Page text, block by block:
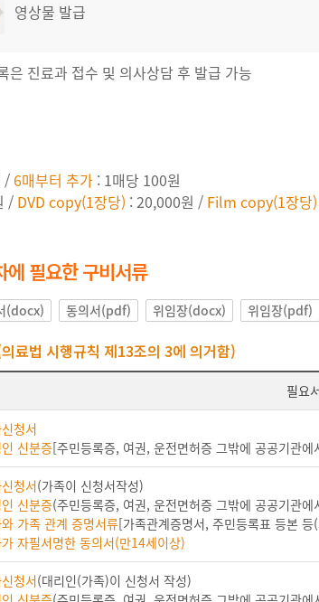
영상물 발급
은 진료과 접수 및 의사상담 후 발급 가능
/ 6매부터 추가 : 1매당 100원
/ DVD copy(1장당) : 20,000원 / Film copy(1장당)
에 필요한 구비서류
(docx) 동의서(pdf) 위임장(docx) 위임장(pdf)
료법 시행규칙 제13조의 3에 의거함)
필요
청서
신분증[주민등록증, 여권, 운전면허증 그밖에 공공기관
청서(가족이 신청서작성)
신분증(주민등록증, 여권, 운전면허증 그밖에 공공기관
가족 관계 증명서류[가족관계증명서, 주민등록표 등본
자필서명한 동의서(만14세이상)
청서(대리인(가족)이 신청서 작성)